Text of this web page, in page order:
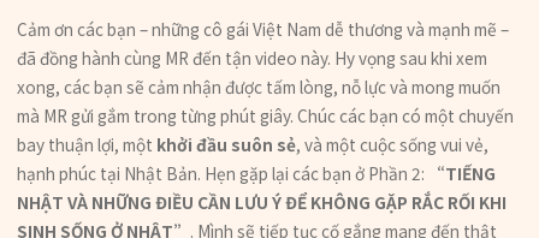
Cảm ơn các bạn – những cô gái Việt Nam dễ thương và mạnh mẽ –
đã đồng hành cùng MR đến tận video này. Hy vọng sau khi xem
xong, các bạn sẽ cảm nhận được tấm lòng, nỗ lực và mong muốn
mà MR gửi gắm trong từng phút giây. Chúc các bạn có một chuyến
bay thuận lợi, một khởi đầu suôn sẻ, và một cuộc sống vui vẻ,
hạnh phúc tại Nhật Bản. Hẹn gặp lại các bạn ở Phần 2: “TIẾNG
NHẬT VÀ NHỮNG ĐIỀU CẦN LƯU Ý ĐỂ KHÔNG GẶP RẮC RỐI KHI
SINH SỐNG Ở NHẬT” . Mình sẽ tiếp tục cố gắng mang đến thật